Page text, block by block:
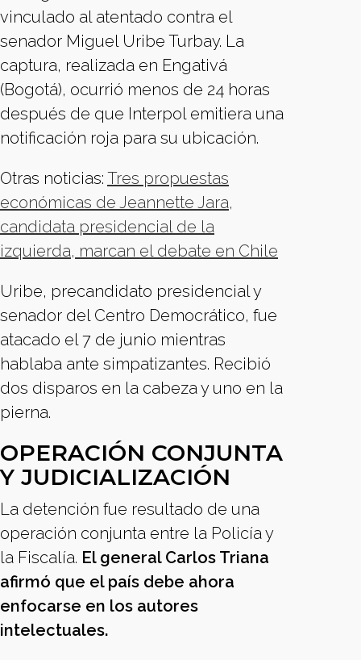
vinculado al atentado contra el
senador Miguel Uribe Turbay. La
captura, realizada en Engativá
(Bogotá), ocurrió menos de 24 horas
después de que Interpol emitiera una
notificación roja para su ubicación.
Otras noticias: Tres propuestas
económicas de Jeannette Jara,
candidata presidencial de la
izquierda, marcan el debate en Chile
Uribe, precandidato presidencial y
senador del Centro Democrático, fue
atacado el 7 de junio mientras
hablaba ante simpatizantes. Recibió
dos disparos en la cabeza y uno en la
pierna.
OPERACIÓN CONJUNTA
Y JUDICIALIZACIÓN
La detención fue resultado de una
operación conjunta entre la Policía y
la Fiscalía. El general Carlos Triana
afirmó que el país debe ahora
enfocarse en los autores
intelectuales.